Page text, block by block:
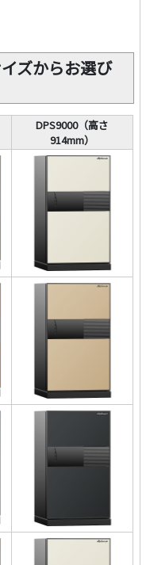
ズからお選び
DPS9000（高さ
914mm）